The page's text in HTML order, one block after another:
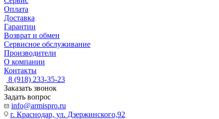
Оплата
Доставка
Гарантии
Возврат и обмен
Сервисное обслуживание
Производители
О компании
Контакты
8 (918) 233-35-23
Заказать звонок
Задать вопрос
info@armispro.ru
г. Краснодар, ул. Дзержинского,92